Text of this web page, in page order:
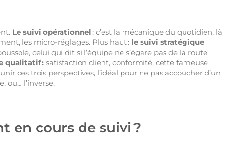
Le suivi opérationnel : c’est la mécanique du quotidien, là
les micro-réglages. Plus haut : le suivi stratégique
celui qui dit si l’équipe ne s’égare pas de la route
qualitatif : satisfaction client, conformité, cette fameuse
ces trois perspectives, l’idéal pour ne pas accoucher d’un
ou… l’inverse.
en cours de suivi ?